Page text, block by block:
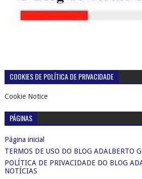
COOKIES DE POLÍTICA DE PRIVACIDADE
Cookie Notice
PÁGINAS
Página inicial
TERMOS DE USO DO BLOG ADALBERTO
POLÍTICA DE PRIVACIDADE DO BLOG
NOTÍCIAS